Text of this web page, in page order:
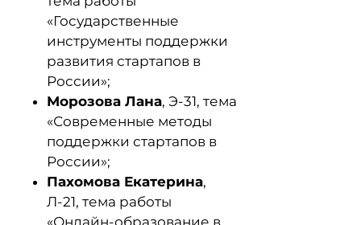
«Государственные
инструменты поддержки
развития стартапов в
России»;
Морозова Лана, Э-31, тема
«Современные методы
поддержки стартапов в
России»;
Пахомова Екатерина,
Л-21, тема работы
«Онлайн-образование в